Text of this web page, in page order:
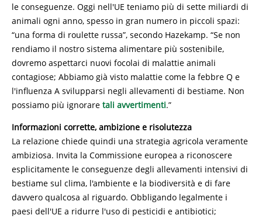
le conseguenze. Oggi nell'UE teniamo più di sette miliardi di
animali ogni anno, spesso in gran numero in piccoli spazi:
“una forma di roulette russa”, secondo Hazekamp. “Se non
rendiamo il nostro sistema alimentare più sostenibile,
dovremo aspettarci nuovi focolai di malattie animali
contagiose; Abbiamo già visto malattie come la febbre Q e
l'influenza A svilupparsi negli allevamenti di bestiame. Non
possiamo più ignorare tali avvertimenti.”
Informazioni corrette, ambizione e risolutezza
La relazione chiede quindi una strategia agricola veramente
ambiziosa. Invita la Commissione europea a riconoscere
esplicitamente le conseguenze degli allevamenti intensivi di
bestiame sul clima, l'ambiente e la biodiversità e di fare
davvero qualcosa al riguardo. Obbligando legalmente i
paesi dell'UE a ridurre l'uso di pesticidi e antibiotici;